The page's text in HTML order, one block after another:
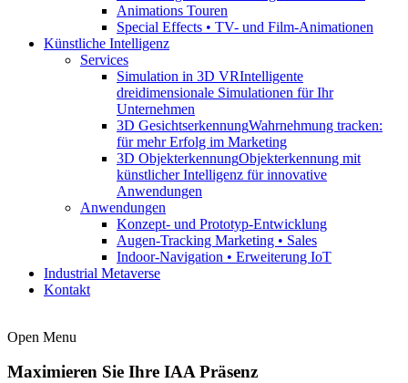
Animations Touren
Special Effects • TV- und Film-Animationen
Künstliche Intelligenz
Services
Simulation in 3D VRIntelligente
dreidimensionale Simulationen für Ihr
Unternehmen
3D GesichtserkennungWahrnehmung tracken:
für mehr Erfolg im Marketing
3D ObjekterkennungObjekterkennung mit
künstlicher Intelligenz für innovative
Anwendungen
Anwendungen
Konzept- und Prototyp-Entwicklung
Augen-Tracking Marketing • Sales
Indoor-Navigation • Erweiterung IoT
Industrial Metaverse
Kontakt
Open Menu
Maximieren Sie Ihre IAA Präsenz